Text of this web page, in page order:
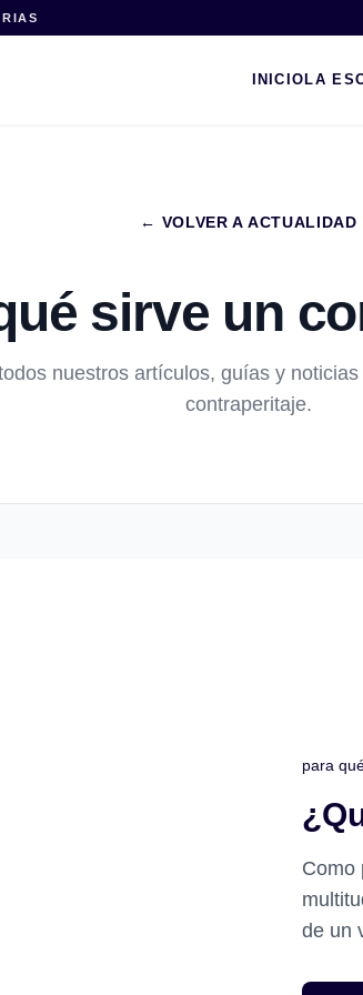
INICIO LA
← VOLVER A ACTUALIDAD
sirve un
nuestros artículos, guías y
contraperitaje.
para
Como
de un